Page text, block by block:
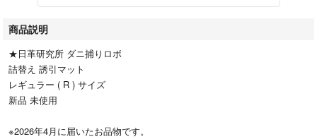
商品説明
★日革研究所 ダニ捕りロボ
詰替え 誘引マット
レギュラー ( R ) サイズ
新品 未使用
※2026年4月に届いたお品物です。